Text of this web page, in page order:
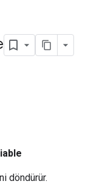
döndürür.